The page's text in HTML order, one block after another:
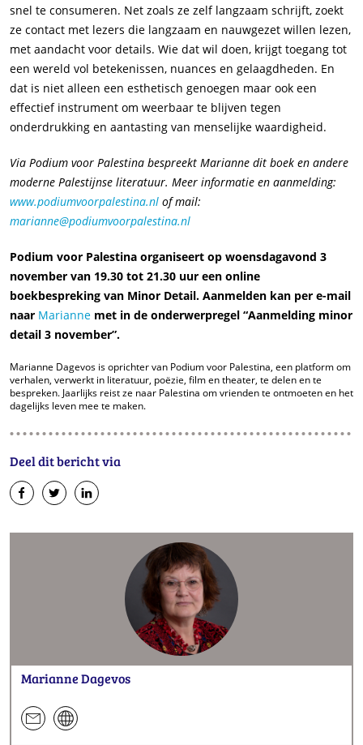
snel te consumeren. Net zoals ze zelf langzaam schrijft, zoekt
ze contact met lezers die langzaam en nauwgezet willen lezen,
met aandacht voor details. Wie dat wil doen, krijgt toegang tot
een wereld vol betekenissen, nuances en gelaagdheden. En
dat is niet alleen een esthetisch genoegen maar ook een
effectief instrument om weerbaar te blijven tegen
onderdrukking en aantasting van menselijke waardigheid.
Via Podium voor Palestina bespreekt Marianne dit boek en andere
moderne Palestijnse literatuur. Meer informatie en aanmelding:
www.podiumvoorpalestina.nl of mail:
marianne@podiumvoorpalestina.nl
Podium voor Palestina organiseert op woensdagavond 3
november van 19.30 tot 21.30 uur een online
boekbespreking van Minor Detail. Aanmelden kan per e-mail
naar Marianne met in de onderwerpregel “Aanmelding minor
detail 3 november”.
Marianne Dagevos is oprichter van Podium voor Palestina, een platform om
verhalen, verwerkt in literatuur, poëzie, film en theater, te delen en te
bespreken. Jaarlijks reist ze naar Palestina om vrienden te ontmoeten en het
dagelijks leven mee te maken.
Deel dit bericht via
op
op
op
Marianne Dagevos
een
website